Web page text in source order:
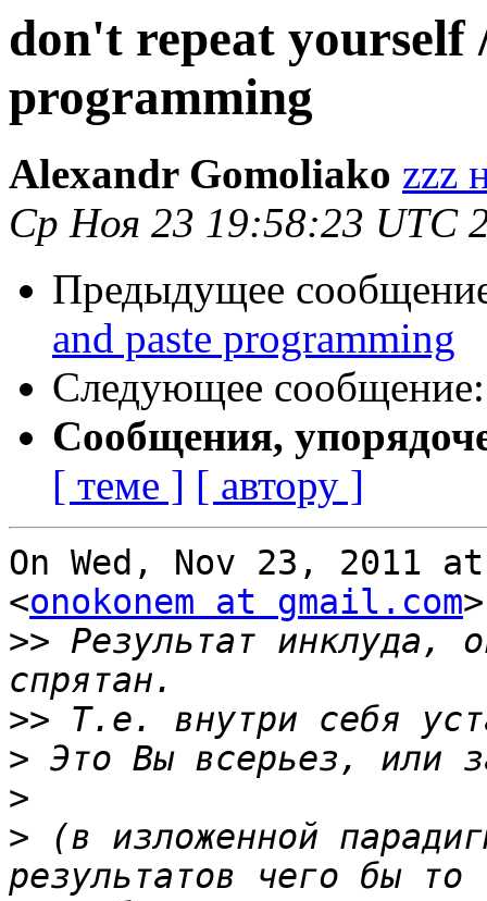
don't repeat yourself
programming
Alexandr Gomoliako zzz
Ср Ноя 23 19:58:23 UTC
Предыдущее
and paste programming
Следующее
Сообщения,
[ теме ] [ автору ]
On Wed, Nov 23, 2011
<onokonem at gmail.com
>> Результат инклуда,
>>
>
>
> (в изложенной